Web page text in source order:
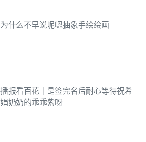
为什么不早说呢嗯抽象手绘绘画
播报看百花｜是签完名后耐心等待祝希
娟奶奶的乖乖紫呀